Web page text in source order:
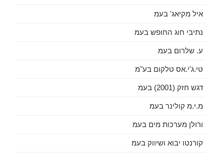
איל מקיאג' בעמ
נתיבי חוג החופש בעמ
ע. שלרום בעמ
טי.ג'י.אס טלקום בע"מ
דגש חזק (2001) בעמ
מ.י.מ קולינר בעמ
ורולן מערכות מים בעמ
קורנטו יבוא ושיווק בעמ